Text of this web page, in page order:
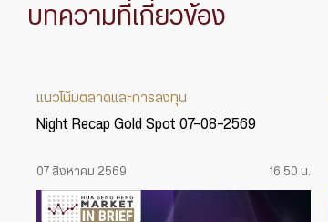
บทความที่เกี่ยวข้อง
แนวโน้มตลาดและการลงทุน
Night Recap Gold Spot 07-08-2569
07 สิงหาคม 2569 16:50 น.